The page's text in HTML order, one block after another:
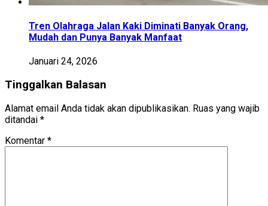
Tren Olahraga Jalan Kaki Diminati Banyak Orang,
Mudah dan Punya Banyak Manfaat
Januari 24, 2026
Tinggalkan Balasan
Alamat email Anda tidak akan dipublikasikan. Ruas yang wajib
ditandai *
Komentar *